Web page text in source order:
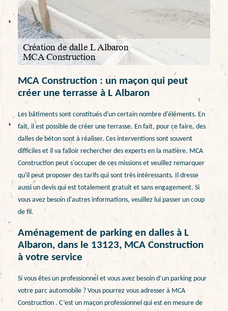
MCA Construction : un maçon qui peut
créer une terrasse à L Albaron
Les bâtiments sont constitués d'un certain nombre d'éléments. En
fait, il est possible de créer une terrasse. En fait, pour ce faire, des
dalles de béton sont à réaliser. Ces interventions sont souvent
difficiles et il va falloir rechercher des experts en la matière. MCA
Construction peut s'occuper de ces missions et veuillez remarquer
qu'il peut proposer des tarifs qui sont très intéressants. Il dresse
aussi un devis qui est totalement gratuit et sans engagement. Si
vous avez besoin d'autres informations, veuillez lui passer un coup
de fil.
Aménagement de parking en dalles à L
Albaron, dans le 13123, MCA Construction
à votre service
Si vous êtes un professionnel et vous avez besoin d’un parking pour
votre parc automobile ? Vous pourrez vous adresser à MCA
Construction . C’est un maçon professionnel qui est en mesure de